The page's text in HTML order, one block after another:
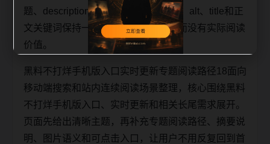
题、description、canonical、主题图、alt、title和正
文关键词保持一致，避免只替换词语而没有实际阅读
价值。
黑料不打烊手机版入口实时更新专题阅读路径18面向
移动端搜索和站内连续阅读场景整理，核心围绕黑料
不打烊手机版入口、实时更新和相关长尾需求展开。
页面先给出清晰主题，再补充专题阅读路径、摘要说
明、图片语义和可点击入口，让用户不用反复回到首